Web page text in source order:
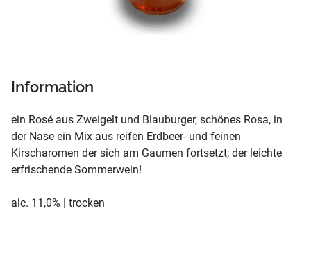
Information
ein Rosé aus Zweigelt und Blauburger, schönes Rosa, in
der Nase ein Mix aus reifen Erdbeer- und feinen
Kirscharomen der sich am Gaumen fortsetzt; der leichte
erfrischende Sommerwein!
alc. 11,0% | trocken